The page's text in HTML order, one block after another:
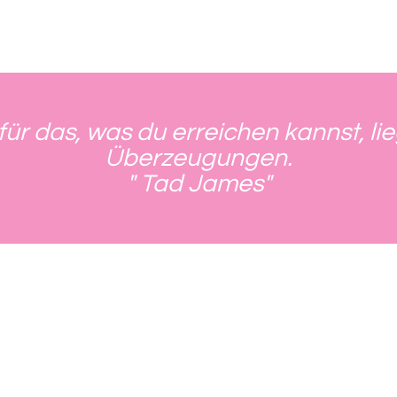
das, was du erreichen kannst,
Überzeugungen.
" Tad James"